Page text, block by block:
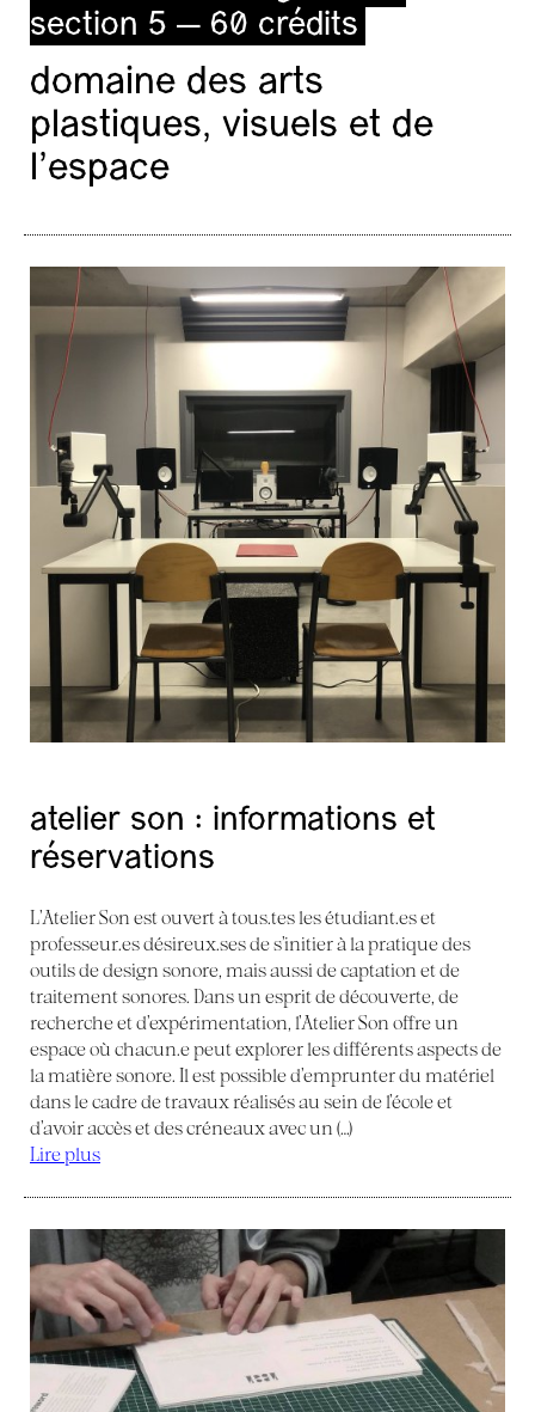
section 5 — 60 crédits
domaine des arts
plastiques, visuels et de
l’espace
atelier son : informations et
réservations
L’Atelier Son est ouvert à tous.tes les étudiant.es et
professeur.es désireux.ses de s’initier à la pratique des
outils de design sonore, mais aussi de captation et de
traitement sonores. Dans un esprit de découverte, de
recherche et d’expérimentation, l’Atelier Son offre un
espace où chacun.e peut explorer les différents aspects de
la matière sonore. Il est possible d’emprunter du matériel
dans le cadre de travaux réalisés au sein de l’école et
d’avoir accès et des créneaux avec un (…)
Lire plus